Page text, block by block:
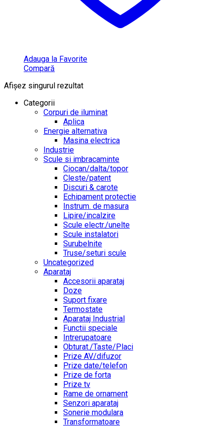
Adauga la Favorite
Compară
Afișez singurul rezultat
Categorii
Corpuri de iluminat
Aplica
Energie alternativa
Masina electrica
Industrie
Scule si imbracaminte
Ciocan/dalta/topor
Cleste/patent
Discuri & carote
Echipament protectie
Instrum. de masura
Lipire/incalzire
Scule electr./unelte
Scule instalatori
Surubelnite
Truse/seturi scule
Uncategorized
Aparataj
Accesorii aparataj
Doze
Suport fixare
Termostate
Aparataj Industrial
Functii speciale
Intrerupatoare
Obturat./Taste/Placi
Prize AV/difuzor
Prize date/telefon
Prize de forta
Prize tv
Rame de ornament
Senzori aparataj
Sonerie modulara
Transformatoare